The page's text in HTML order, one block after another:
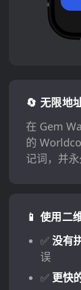
🔄 无限地
在 Gem
的
记词，并永
📱 使用二
✅ 没有
误
✅ 更快